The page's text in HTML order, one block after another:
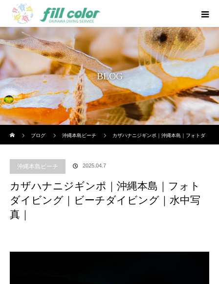
BLOG
ブログ
沖縄本島ビーチ カザハナニジギンポ｜沖縄本島｜フォトダ
沖縄本島ビーチ 2025.04.7
カザハナニジギンポ｜沖縄本島｜フォト
ダイビング｜ビーチダイビング｜水中写
真｜